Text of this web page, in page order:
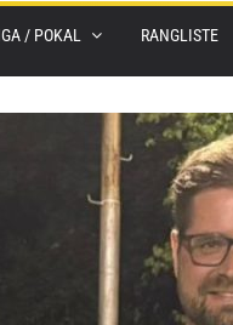
/ POKAL RANGLISTE